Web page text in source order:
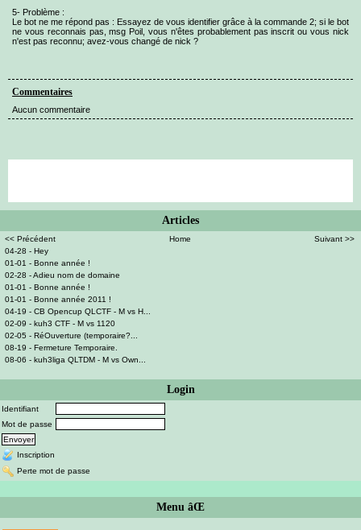
Menu âŒ
Articles
<< Précédent Home
Suivant >>
04-28 - Hey
01-01 - Bonne année !
02-28 - Adieu nom de domaine
01-01 - Bonne année !
01-01 - Bonne année 2011 !
04-19 - CB Opencup QLCTF - M vs H...
02-09 - kuh3 CTF - M vs 1120
02-05 - RéOuverture (temporaire?...
08-19 - Fermeture Temporaire.
08-06 - kuh3liga QLTDM - M vs Own...
Login
Identifiant
Mot de passe
Inscription
Perte mot de passe
5- Problème :
Le bot ne me répond pas : Essayez de vous identifier grâce à la commande 2; si le bot
ne vous reconnais pas, msg Poil, vous n'êtes probablement pas inscrit ou vous nick
n'est pas reconnu; avez-vous changé de nick ?
Commentaires
Aucun commentaire